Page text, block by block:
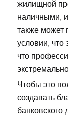
жилищной
наличными, и
также может
условии, что
что
Чтобы это
создавать
банковского